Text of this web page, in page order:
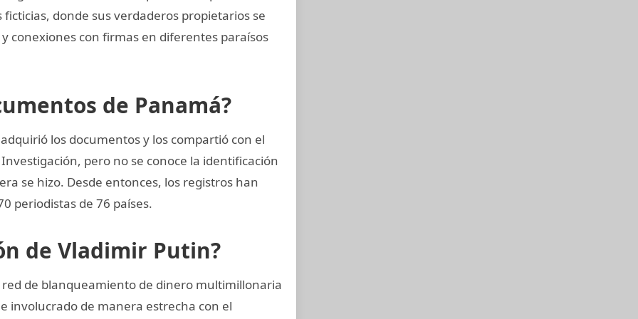
donde sus verdaderos propietarios se
conexiones con firmas en diferentes paraísos
de Panamá?
los documentos y los compartió con el
pero no se conoce la identificación
se hizo. Desde entonces, los registros han
periodistas de 76 países.
de Vladimir Putin?
de blanqueamiento de dinero multimillonaria
involucrado de manera estrecha con el